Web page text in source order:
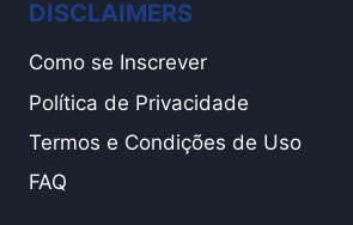
DISCLAIMERS
Como se Inscrever
Política de Privacidade
Termos e Condições de Uso
FAQ